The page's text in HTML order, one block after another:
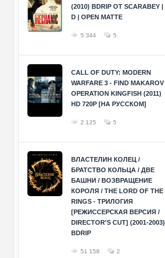
(2010) BDRIP ОТ SCARABEY |
D | OPEN MATTE
5 344 5
CALL OF DUTY: MODERN
WARFARE 3 - FIND MAKAROV
OPERATION KINGFISH (2011)
HD 720P [НА РУССКОМ]
2 125 5
ВЛАСТЕЛИН КОЛЕЦ /
БРАТСТВО КОЛЬЦА / ДВЕ
БАШНИ / ВОЗВРАЩЕНИЕ
КОРОЛЯ / THE LORD OF THE
RINGS - ТРИЛОГИЯ
[РЕЖИССЕРСКАЯ ВЕРСИЯ /
DIRECTOR'S CUT] (2001-2003)
BDRIP
51 158 2